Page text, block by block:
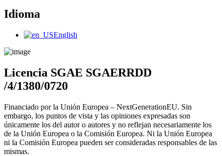
Idioma
Main
English
Licencia SGAE SGAERRDD
/4/1380/0720
Financiado por la Unión Europea – NextGenerationEU. Sin
embargo, los puntos de vista y las opiniones expresadas son
únicamente los del autor o autores y no reflejan necesariamente los
de la Unión Europea o la Comisión Europea. Ni la Unión Europea
ni la Comisión Europea pueden ser consideradas responsables de las
mismas.